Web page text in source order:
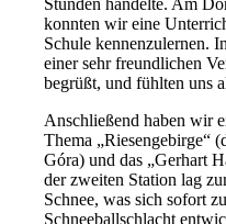
Stunden handelte. Am
konnten wir eine
Schule kennenzulernen.
einer sehr freundlichen
begrüßt, und fühlten uns
Anschließend haben wir
Thema „Riesengebirge“
Góra) und das „Gerhart
der zweiten Station lag
Schnee, was sich sofort
Schneeballschlacht